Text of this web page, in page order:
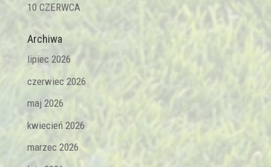
10 CZERWCA
Archiwa
lipiec 2026
czerwiec 2026
maj 2026
kwiecień 2026
marzec 2026